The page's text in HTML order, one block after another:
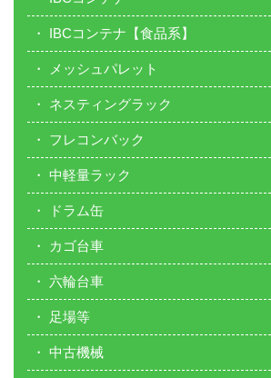
IBCコンテナ【食品系】
メッシュパレット
ネスティングラック
フレコンバック
中軽量ラック
ドラム缶
カゴ台車
六輪台車
足場等
中古機械